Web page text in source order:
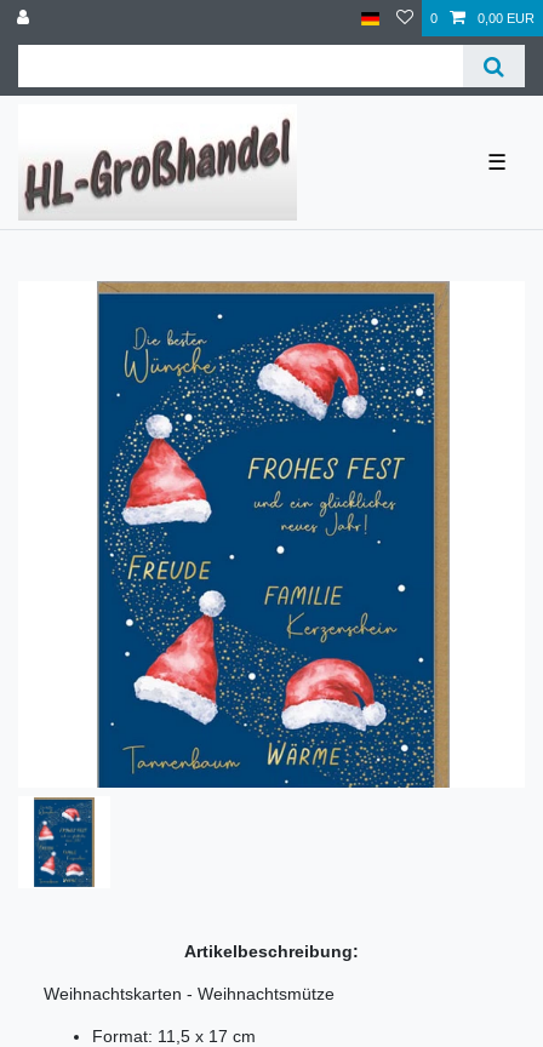
0 0,00 EUR
☰
Artikelbeschreibung:
Weihnachtskarten - Weihnachtsmütze
Format: 11,5 x 17 cm